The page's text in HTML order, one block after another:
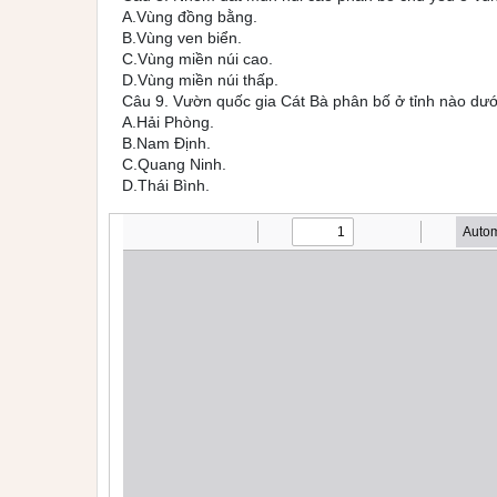
A.Vùng đồng bằng.
B.Vùng ven biển.
C.Vùng miền núi cao.
D.Vùng miền núi thấp.
Câu 9. Vườn quốc gia Cát Bà phân bố ở tỉnh nào
A.Hải Phòng.
B.Nam Định.
C.Quang Ninh.
D.Thái Bình.